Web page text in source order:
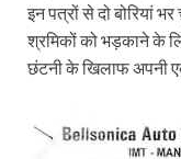
इन पत्रों से दो बोरियां
श्रमिकों को भड़काने के
छंटनी के खिलाफ अपनी